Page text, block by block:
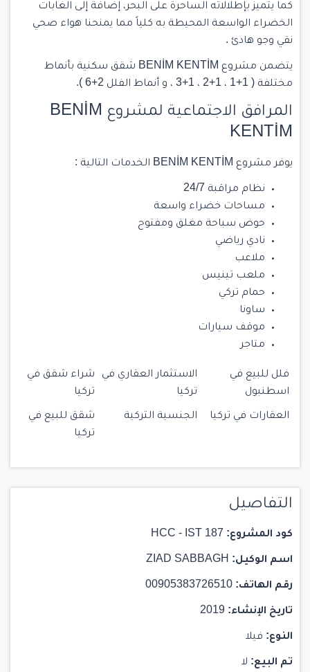
كما يتميز بإطلالاته الساحرة على البحر، إضافةً إلى الغابات
الخضراء الواسعة المحيطة به كلياً مما يمنحنا هواء صحي
نقي وجو هادئ .
يتضمن مشروع BENİM KENTİM شقق سكنية بأنماط
مختلفة ( 1+1 ، 1+2 ، 1+3 ، و أنماط الفلل 2+6 ).
المرافق الاجتماعية لمشروع BENİM
KENTİM
يوفر مشروع BENİM KENTİM الخدمات التالية :
نظام مراقبة 24/7
مساحات خضراء واسعة
حوض سباحة مغلق ومفتوح
نادي رياضي
ملاعب
ملعب تينيس
حمام تركي
ساونا
موقف سيارات
متاجر
فلل للبيع في
اسطنبول
الاستثمار العقاري في
تركيا
شراء شقق في
تركيا
العقارات في تركيا الجنسية التركية
شقق للبيع في
تركيا
التفاصيل
كود المشروع:
اسم الوكيل:
رقم الهاتف:
تاريخ الإنشاء:
النوع: فيلا
تم البيع: